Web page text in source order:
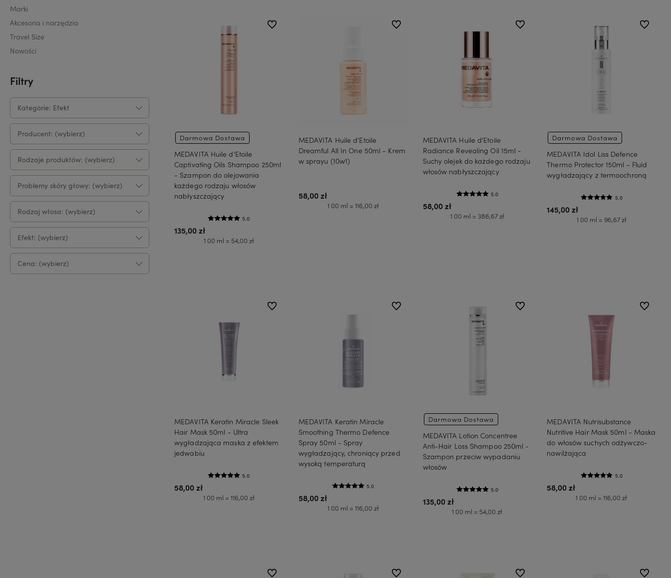
Marki
Akcesoria i narzędzia
Travel Size
Nowości
Filtry
Kategorie: Efekt
Producent: (wybierz)
Rodzaje produktów: (wybierz)
Problemy skóry głowy: (wybierz)
Rodzaj włosa: (wybierz)
Efekt: (wybierz)
Cena: (wybierz)
Darmowa Dostawa
MEDAVITA Huile d'Etoile
Captivating Oils Shampoo 250ml
- Szampon do olejowania
każdego rodzaju włosów
nabłyszczający
5.0
135,00 zł
1 00 ml = 54,00 zł
do ulubionych
MEDAVITA Huile d'Etoile
Dreamful All In One 50ml - Krem
w sprayu (10w1)
58,00 zł
1 00 ml = 116,00 zł
do ulubionych
MEDAVITA Huile d'Etoile
Radiance Revealing Oil 15ml -
Suchy olejek do każdego rodzaju
włosów nabłyszczający
5.0
58,00 zł
1 00 ml = 386,67 zł
do ulubionych
Darmowa Dostawa
MEDAVITA Idol Liss Defence
Thermo Protector 150ml - Fluid
wygładzający z termoochroną
5.0
145,00 zł
1 00 ml = 96,67 zł
do
MEDAVITA Keratin Miracle Sleek
Hair Mask 50ml - Ultra
wygładzająca maska z efektem
jedwabiu
5.0
58,00 zł
1 00 ml = 116,00 zł
do ulubionych
MEDAVITA Keratin Miracle
Smoothing Thermo Defence
Spray 50ml - Spray
wygładzający, chroniący przed
wysoką temperaturą
5.0
58,00 zł
1 00 ml = 116,00 zł
do ulubionych
Darmowa Dostawa
MEDAVITA Lotion Concentree
Anti-Hair Loss Shampoo 250ml -
Szampon przeciw wypadaniu
włosów
5.0
135,00 zł
1 00 ml = 54,00 zł
do ulubionych
MEDAVITA Nutrisubstance
Nutritive Hair Mask 50ml - Maska
do włosów suchych odżywczo-
nawilżająca
5.0
58,00 zł
1 00 ml = 116,00 zł
do
do ulubionych do ulubionych do ulubionych do